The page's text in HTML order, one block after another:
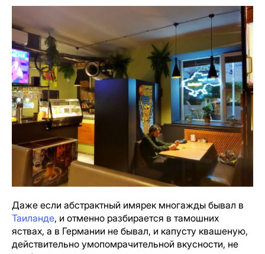
Даже если абстрактный имярек многажды бывал в
Таиланде, и отменно разбирается в тамошних
яствах, а в Германии не бывал, и капусту квашеную,
действительно умопомрачительной вкусности, не